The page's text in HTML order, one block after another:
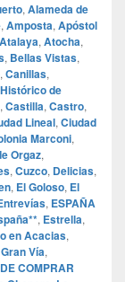
, Alameda de
, Amposta, Apóstol
Atalaya, Atocha,
, Bellas Vistas,
, Canillas,
de
, Castilla, Castro,
Lineal, Ciudad
Marconi,
Orgaz,
, Cuzco, Delicias,
, El Goloso, El
, ESPAÑA
, Estrella,
en Acacias,
Gran Vía,
COMPRAR